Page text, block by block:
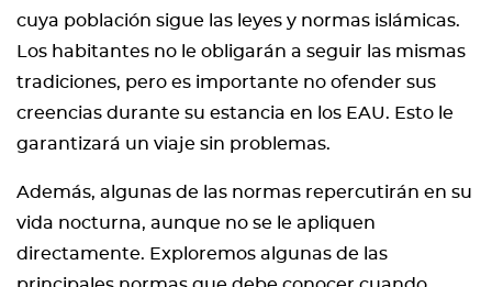
cuya población sigue las leyes y normas islámicas.
Los habitantes no le obligarán a seguir las mismas
tradiciones, pero es importante no ofender sus
creencias durante su estancia en los EAU. Esto le
garantizará un viaje sin problemas.
Además, algunas de las normas repercutirán en su
vida nocturna, aunque no se le apliquen
directamente. Exploremos algunas de las